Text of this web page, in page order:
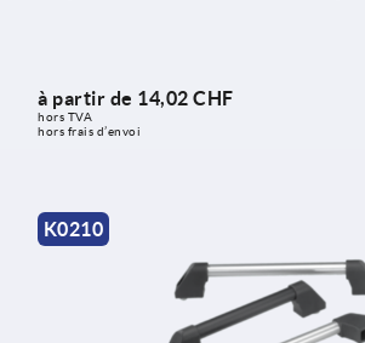
à partir de 14,02 CHF
hors TVA
hors frais d’envoi
K0210